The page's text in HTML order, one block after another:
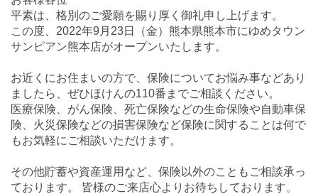
平素は、格別のご愛願を賜り厚く御礼申し上げます。
この度、2022年9月23日（金）熊本県熊本市にゆめタウン
サンピアン熊本店がオープンいたします。
お近くにお住まいの方で、保険についてお悩み事などあり
ましたら、ぜひほけんの110番までご相談ください。
医療保険、がん保険、死亡保険などの生命保険や自動車保
険、火災保険などの損害保険など保険に関することは何で
もお気軽にご相談いただけます。
その他貯蓄や資産運用など、保険以外のこともご相談承っ
ております。 皆様のご来店心よりお待ちしております。